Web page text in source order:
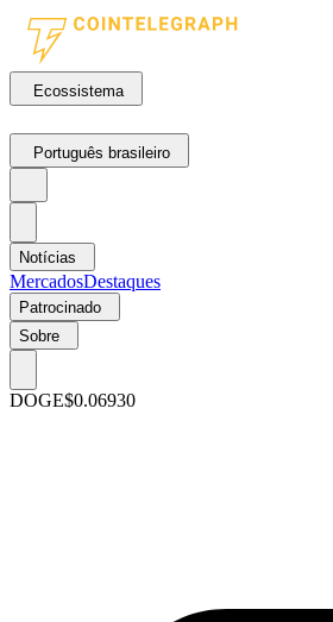
Ecossistema
Português brasileiro
Notícias
MercadosDestaques
Patrocinado
Sobre
DOGE$0.06930